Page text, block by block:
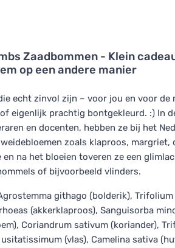
Zaadbommen - Klein
op een andere manier
echt zinvol zijn – voor jou en voor de
eigenlijk prachtig bontgekleurd. :) In
en docenten, hebben ze bij het
zoals klaproos,
na het bloeien toveren ze een
of bijvoorbeeld vlinders.
githago (bolderik),
(akkerklaproos), Sanguisorba
Coriandrum sativum (koriander),
(vlas), Camelina sativa